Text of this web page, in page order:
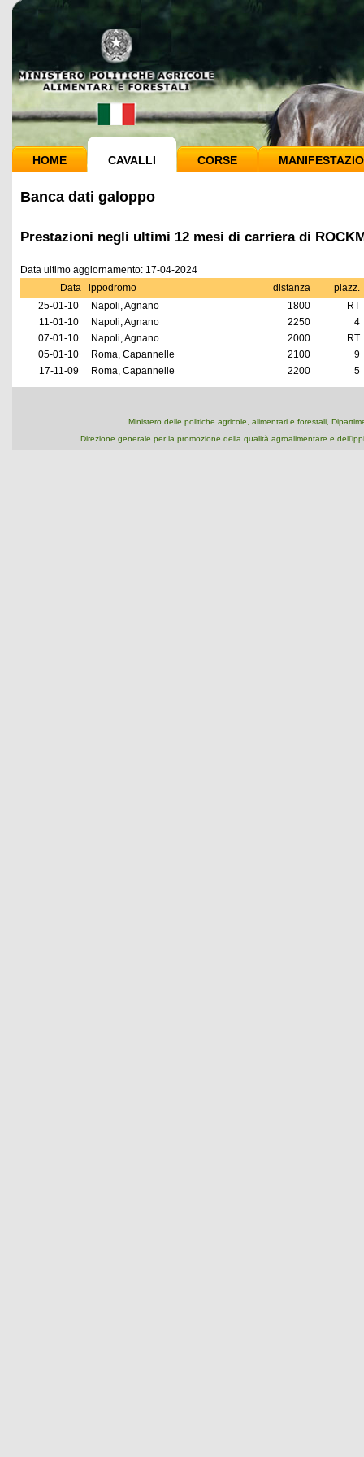
HOME CAVALLI CORSE
Banca dati galoppo
Prestazioni negli ultimi 12 mesi di carriera di
Data ultimo aggiornamento: 17-04-2024
Data
ippodromo distanza
piazz.
25-01-10
Napoli, Agnano 1800
RT
11-01-10
Napoli, Agnano 2250
4
07-01-10
Napoli, Agnano 2000
RT
05-01-10
Roma, Capannelle 2100
9
17-11-09
Roma, Capannelle 2200 5
Ministero delle politiche agricole, alimentari e forestali,
Direzione generale per la promozione della qualità agroalimentare e